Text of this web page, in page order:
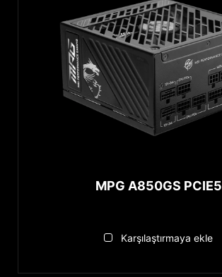
MPG A850GS PCIE5
Karşılaştırmaya ekle